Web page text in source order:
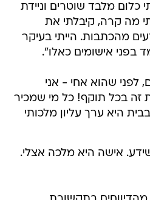
כלום מלבד שוטרים וניידת
מה קרה, קיבלתי את
מהכתבות. הייתי בעיקר
בפני אישומים כאלו".
לפני שהוא אחי - אני
זה בכל תוקף! כל מי שמכיר
היא ערך עליון מלכותי
אישה היא מלכה אצלי.